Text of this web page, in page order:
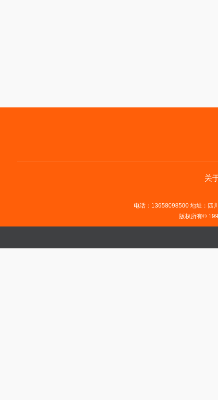
关
电话：13658098500 地址：四
版权所有©